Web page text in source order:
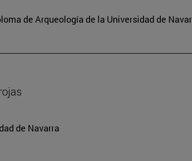
de Arqueología de la Universidad de
de Navarra